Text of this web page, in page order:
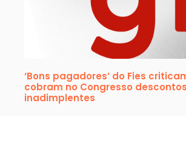
‘Bons pagadores’ do Fies
cobram no Congresso
inadimplentes